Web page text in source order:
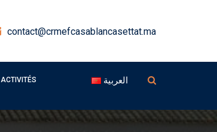
contact@crmefcasablancasettat.ma
ACTIVITÉS العربية